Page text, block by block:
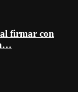
firmar con